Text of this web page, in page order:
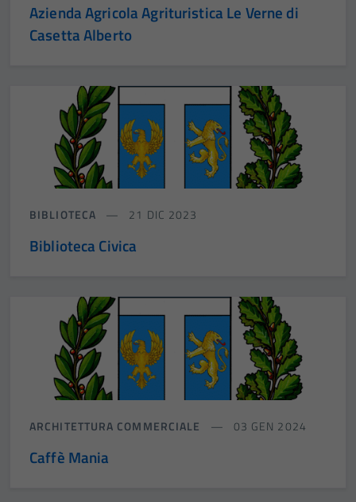
Azienda Agricola Agrituristica Le Verne di
Casetta Alberto
BIBLIOTECA 21 DIC 2023
Biblioteca Civica
ARCHITETTURA COMMERCIALE 03 GEN 2024
Caffè Mania